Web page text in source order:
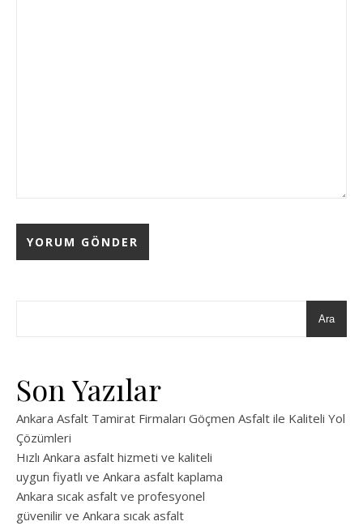
Ara
Son Yazılar
Ankara Asfalt Tamirat Firmaları Göçmen Asfalt ile Kaliteli Yol
Çözümleri
Hızlı Ankara asfalt hizmeti ve kaliteli
uygun fiyatlı ve Ankara asfalt kaplama
Ankara sıcak asfalt ve profesyonel
güvenilir ve Ankara sıcak asfalt